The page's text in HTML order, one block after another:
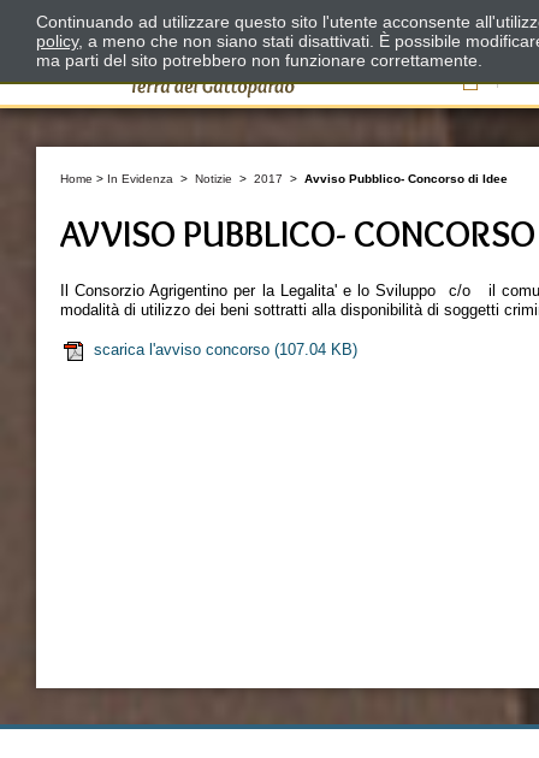
Il
Home > In Evidenza > Notizie > 2017 > Avviso Pubblico- Concorso di Idee
AVVISO PUBBLICO-
Il Consorzio Agrigentino per la Legalita' e lo Sviluppo c/o il
modalità di utilizzo dei beni sottratti alla disponibilità di soggetti
scarica l'avviso concorso (107.04 KB)
Continuando ad utilizzare questo sito l'utente acconsente
policy, a meno che non siano stati disattivati. È possibile
ma parti del sito potrebbero non funzionare correttamente.